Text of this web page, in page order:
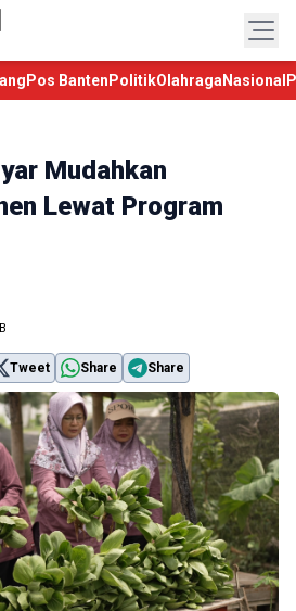
Pos Banten PolitikOlahraga Nasional
Mudahkan
Lewat Program
Tweet Share Share